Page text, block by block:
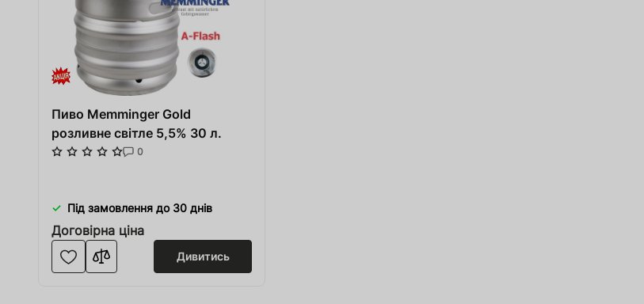
Пиво Memminger Gold
розливне світле 5,5% 30 л.
0
Під замовлення до 30 днів
Договірна ціна
Дивитись